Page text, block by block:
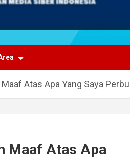
Atas Apa Yang Saya
Maaf Atas Apa